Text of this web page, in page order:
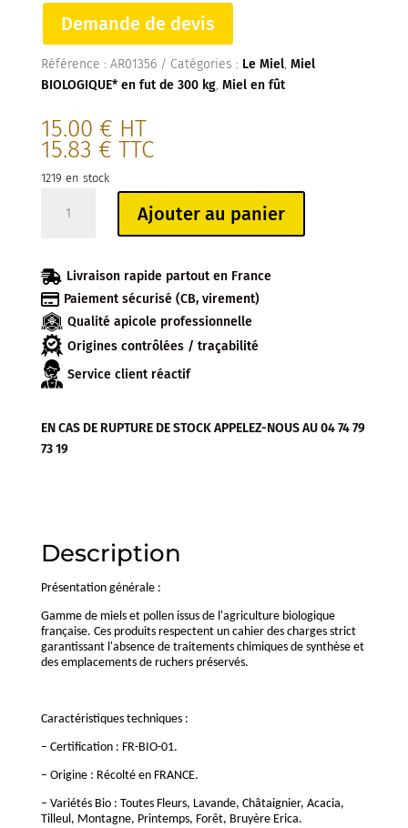
Demande de devis
Référence : AR01356 Catégories : Le Miel, Miel
BIOLOGIQUE* en fut de 300 kg, Miel en fût
15.00 € HT
15.83 € TTC
1219 en stock
GROS
ACACIA
BIOLOGIQUE*
Ajouter au panier
 Livraison rapide partout en France
 Paiement sécurisé (CB, virement)
Qualité apicole professionnelle
Origines contrôlées / traçabilité
Service client réactif
EN CAS DE RUPTURE DE STOCK APPELEZ-NOUS AU 04 74 79
73 19
Description
Présentation générale :
Gamme de miels et pollen issus de l'agriculture biologique
française. Ces produits respectent un cahier des charges strict
garantissant l'absence de traitements chimiques de synthèse et
des emplacements de ruchers préservés.
Caractéristiques techniques :
– Certification : FR-BIO-01.
– Origine : Récolté en FRANCE.
– Variétés Bio : Toutes Fleurs, Lavande, Châtaignier, Acacia,
Tilleul, Montagne, Printemps, Forêt, Bruyère Erica.